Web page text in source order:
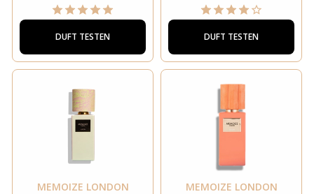
DUFT TESTEN DUFT TESTEN
MEMOIZE LONDON MEMOIZE LONDON